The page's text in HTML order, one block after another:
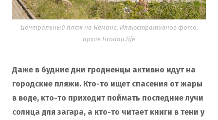
Центральный пляж на Немане. Иллюстративное фото,
архив Hrodna.life
Даже в будние дни гродненцы активно идут на
городские пляжи. Кто-то ищет спасения от жары
в воде, кто-то приходит поймать последние лучи
солнца для загара, а кто-то читает книги в тени у